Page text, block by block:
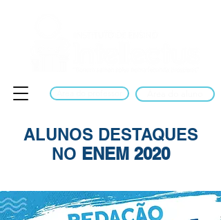
ALUNOS DESTAQUES
NO ENEM 2020